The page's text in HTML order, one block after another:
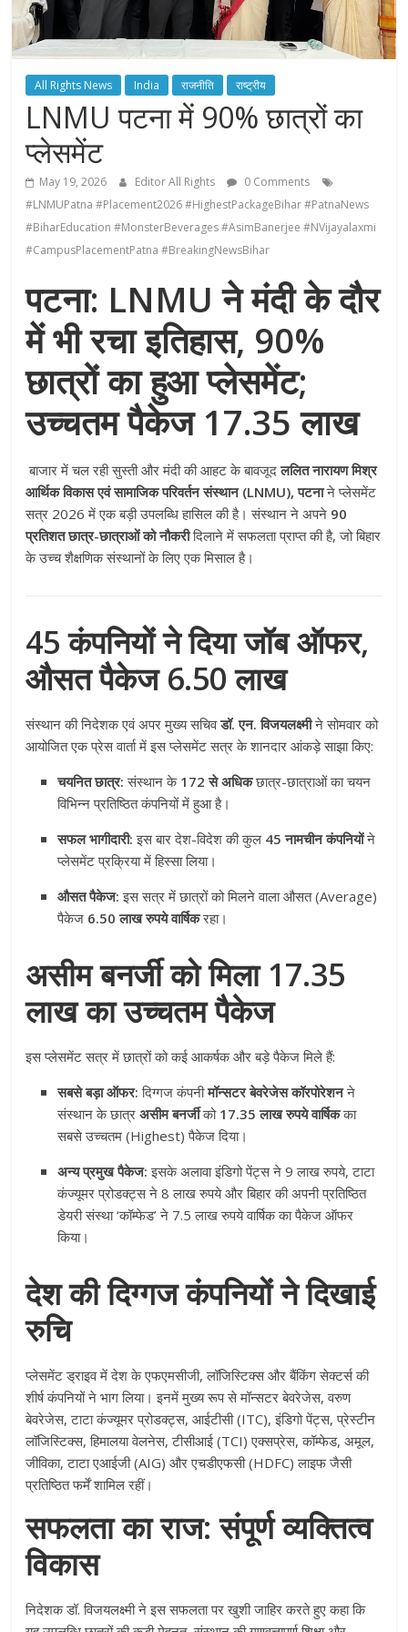
All Rights News India राजनीति राष्ट्रीय
LNMU पटना में 90% छात्रों का
प्लेसमेंट
May 19, 2026 Editor All Rights
0 Comments
#LNMUPatna #Placement2026 #HighestPackageBihar #PatnaNews
#BiharEducation #MonsterBeverages #AsimBanerjee #NVijayalaxmi
#CampusPlacementPatna #BreakingNewsBihar
पटना: LNMU ने मंदी के दौर
में भी रचा इतिहास, 90%
छात्रों का हुआ प्लेसमेंट;
उच्चतम पैकेज 17.35 लाख
बाजार में चल रही सुस्ती और मंदी की आहट के बावजूदललित नारायण मिश्र
आर्थिक विकास एवं सामाजिक परिवर्तन संस्थान (LNMU), पटनाने प्लेसमेंट
सत्र 2026 में एक बड़ी उपलब्धि हासिल की है। संस्थान ने अपने 90
प्रतिशत छात्र-छात्राओं को नौकरीदिलाने में सफलता प्राप्त की है, जो बिहार
के उच्च शैक्षणिक संस्थानों के लिए एक मिसाल है।
45 कंपनियों ने दिया जॉब ऑफर,
औसत पैकेज 6.50 लाख
संस्थान की निदेशक एवं अपर मुख्य सचिवडॉ. एन. विजयलक्ष्मीने सोमवार को
आयोजित एक प्रेस वार्ता में इस प्लेसमेंट सत्र के शानदार आंकड़े साझा किए:
चयनित छात्र: संस्थान के 172 से अधिकछात्र-छात्राओं का चयन
विभिन्न प्रतिष्ठित कंपनियों में हुआ है।
सफल भागीदारी: इस बार देश-विदेश की कुल 45 नामचीन कंपनियोंने
प्लेसमेंट प्रक्रिया में हिस्सा लिया।
औसत पैकेज: इस सत्र में छात्रों को मिलने वाला औसत (Average)
पैकेज 6.50 लाख रुपये वार्षिकरहा।
असीम बनर्जी को मिला 17.35
लाख का उच्चतम पैकेज
इस प्लेसमेंट सत्र में छात्रों को कई आकर्षक और बड़े पैकेज मिले हैं:
सबसे बड़ा ऑफर: दिग्गज कंपनीमॉन्सटर बेवरेजेस कॉरपोरेशनने
संस्थान के छात्रअसीम बनर्जीको 17.35 लाख रुपये वार्षिकका
सबसे उच्चतम (Highest) पैकेज दिया।
अन्य प्रमुख पैकेज: इसके अलावा इंडिगो पेंट्स ने 9 लाख रुपये, टाटा
कंज्यूमर प्रोडक्ट्स ने 8 लाख रुपये और बिहार की अपनी प्रतिष्ठित
डेयरी संस्था ‘कॉम्फेड’ ने 7.5 लाख रुपये वार्षिक का पैकेज ऑफर
किया।
देश की दिग्गज कंपनियों ने दिखाई
रुचि
प्लेसमेंट ड्राइव में देश के एफएमसीजी, लॉजिस्टिक्स और बैंकिंग सेक्टर्स की
शीर्ष कंपनियों ने भाग लिया। इनमें मुख्य रूप से मॉन्सटर बेवरेजेस, वरुण
बेवरेजेस, टाटा कंज्यूमर प्रोडक्ट्स, आईटीसी (ITC), इंडिगो पेंट्स, प्रेस्टीन
लॉजिस्टिक्स, हिमालया वेलनेस, टीसीआई (TCI) एक्सप्रेस, कॉम्फेड, अमूल,
जीविका, टाटा एआईजी (AIG) और एचडीएफसी (HDFC) लाइफ जैसी
प्रतिष्ठित फर्में शामिल रहीं।
सफलता का राज: संपूर्ण व्यक्तित्व
विकास
निदेशक डॉ. विजयलक्ष्मी ने इस सफलता पर खुशी जाहिर करते हुए कहा कि